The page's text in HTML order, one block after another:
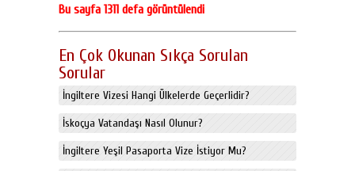
Bu sayfa 1311 defa görüntülendi
En Çok Okunan Sıkça Sorulan
Sorular
İngiltere Vizesi Hangi Ülkelerde Geçerlidir?
İskoçya Vatandaşı Nasıl Olunur?
İngiltere Yeşil Pasaporta Vize İstiyor Mu?